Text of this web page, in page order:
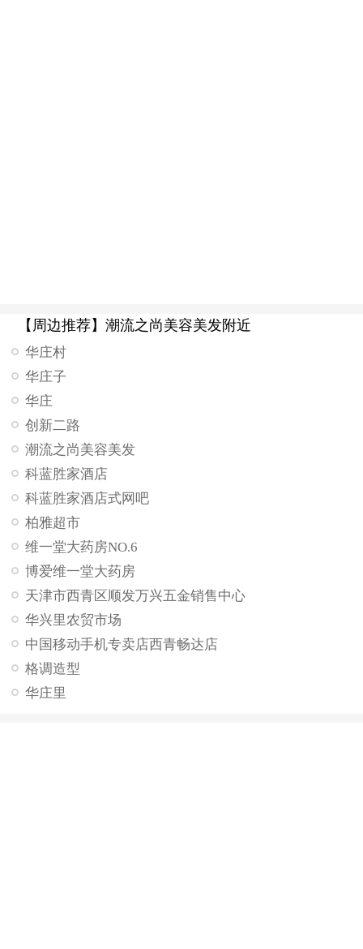
【周边推荐】潮流之尚美容美发附近
华庄村
华庄子
华庄
创新二路
潮流之尚美容美发
科蓝胜家酒店
科蓝胜家酒店式网吧
柏雅超市
维一堂大药房NO.6
博爱维一堂大药房
天津市西青区顺发万兴五金销售中心
华兴里农贸市场
中国移动手机专卖店西青畅达店
格调造型
华庄里